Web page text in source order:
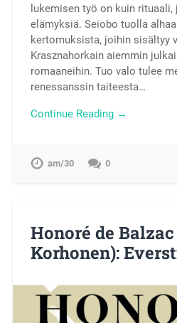
lukemisen työ on kuin
elämyksiä. Seiobo tuolla
kertomuksista, joihin sisältyy
Krasznahorkain aiemmin
romaaneihin. Tuo valo tulee
renessanssin taiteesta…
Continue Reading →
am/30 0
Honoré de
Korhonen):